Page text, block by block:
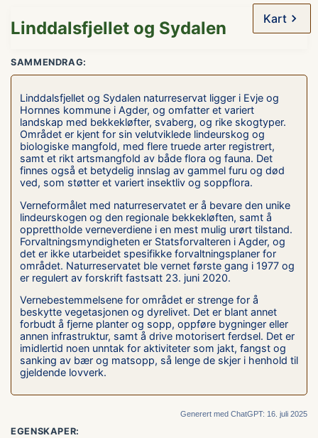
Kart
Linddalsfjellet og Sydalen
SAMMENDRAG:
Linddalsfjellet og Sydalen naturreservat ligger i Evje og
Hornnes kommune i Agder, og omfatter et variert
landskap med bekkekløfter, svaberg, og rike skogtyper.
Området er kjent for sin velutviklede lindeurskog og
biologiske mangfold, med flere truede arter registrert,
samt et rikt artsmangfold av både flora og fauna. Det
finnes også et betydelig innslag av gammel furu og død
ved, som støtter et variert insektliv og soppflora.
Verneformålet med naturreservatet er å bevare den unike
lindeurskogen og den regionale bekkekløften, samt å
opprettholde verneverdiene i en mest mulig urørt tilstand.
Forvaltningsmyndigheten er Statsforvalteren i Agder, og
det er ikke utarbeidet spesifikke forvaltningsplaner for
området. Naturreservatet ble vernet første gang i 1977 og
er regulert av forskrift fastsatt 23. juni 2020.
Vernebestemmelsene for området er strenge for å
beskytte vegetasjonen og dyrelivet. Det er blant annet
forbudt å fjerne planter og sopp, oppføre bygninger eller
annen infrastruktur, samt å drive motorisert ferdsel. Det er
imidlertid noen unntak for aktiviteter som jakt, fangst og
sanking av bær og matsopp, så lenge de skjer i henhold til
gjeldende lovverk.
Generert med ChatGPT: 16. juli 2025
EGENSKAPER: